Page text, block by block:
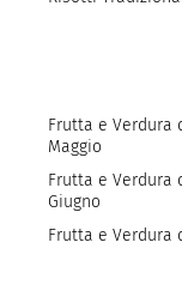
Frutta e Verdura
Maggio
Frutta e Verdura
Giugno
Frutta e Verdura